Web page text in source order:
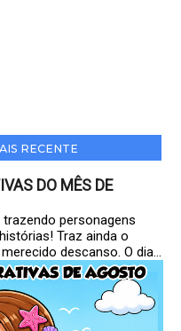
RECENTE
DO MÊS DE
personagens
Traz ainda o
descanso. O dia...